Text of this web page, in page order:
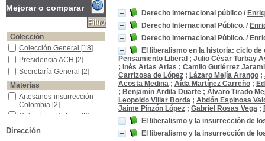
Derecho internacional público /
Derecho Internacional Público. /
Derecho Internacional Público. /
El liberalismo en la historia: ciclo
Pensamiento Liberal ; Julio César Turbay
; Inés Arias Arias ; Camilo Gutiérrez
Carrizosa de López ; Lázaro Mejía Arango ;
Acosta Medina ; Aída Martínez Carreño ;
; Benjamín Ardila Duarte ; Álvaro Tirado
Leopoldo Villar Borda ; Abdón Espinosa
Jaime Pinzón López ; Gabriel Rosas Vega ;
El liberalismo y la insurrección de
El liberalismo y la insurrección de
Mejorar o comparar
Colección
Colección General
Colección General [18]
Presidencia ACH
Presidencia ACH [2]
Secretaría General
Secretaría General [2]
Materias
Artesanos-insurrección-Colombia
Artesanos-insurrección-
Colombia [2]
Colombia--Historia
Colombia--Historia [2]
Derecho Internacional
Derecho Internacional
Dirección